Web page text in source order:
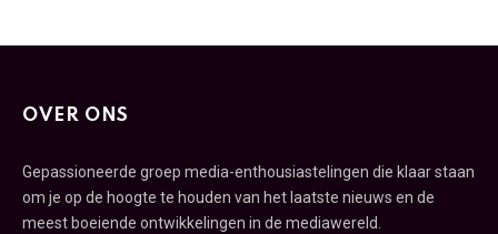
OVER ONS
Gepassioneerde groep media-enthousiastelingen die klaar staan
om je op de hoogte te houden van het laatste nieuws en de
meest boeiende ontwikkelingen in de mediawereld.